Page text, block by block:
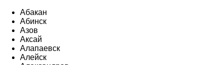
Абакан
Абинск
Азов
Аксай
Алапаевск
Алейск